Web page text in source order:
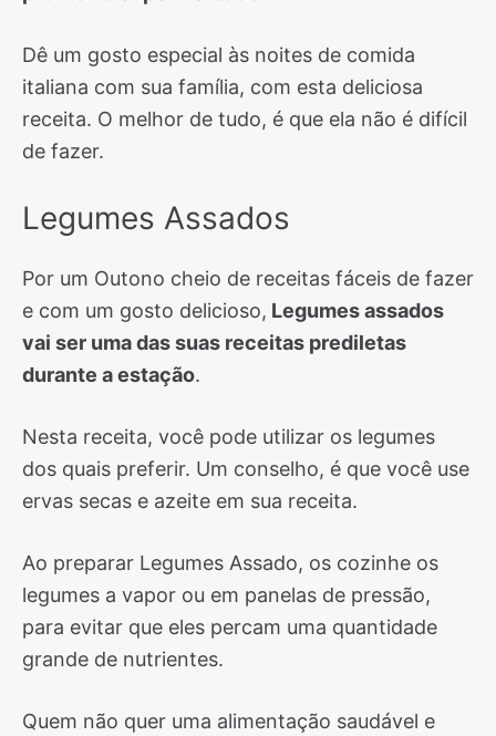
Dê um gosto especial às noites de comida
italiana com sua família, com esta deliciosa
receita. O melhor de tudo, é que ela não é difícil
de fazer.
Legumes Assados
Por um Outono cheio de receitas fáceis de fazer
e com um gosto delicioso, Legumes assados
vai ser uma das suas receitas prediletas
durante a estação.
Nesta receita, você pode utilizar os legumes
dos quais preferir. Um conselho, é que você use
ervas secas e azeite em sua receita.
Ao preparar Legumes Assado, os cozinhe os
legumes a vapor ou em panelas de pressão,
para evitar que eles percam uma quantidade
grande de nutrientes.
Quem não quer uma alimentação saudável e